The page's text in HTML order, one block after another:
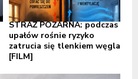
STRAŻ POŻARNA: podczas
upałów rośnie ryzyko
zatrucia się tlenkiem węgla
[FILM]